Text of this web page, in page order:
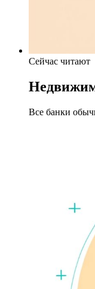
Сейчас читают
Все банки